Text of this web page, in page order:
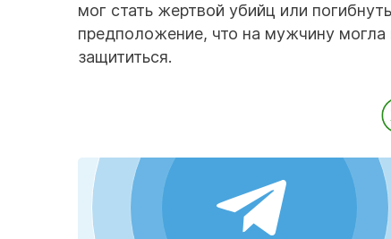
мог стать жертвой убийц или
предположение, что на мужчину могла
защититься.